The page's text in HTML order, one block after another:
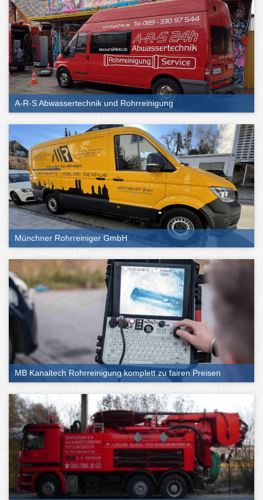
A-R-S Abwassertechnik und Rohrreinigung
Münchner Rohrreiniger GmbH
MB Kanaltech Rohrreinigung komplett zu fairen Preisen